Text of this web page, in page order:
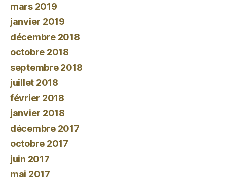
mars 2019
janvier 2019
décembre 2018
octobre 2018
septembre 2018
juillet 2018
février 2018
janvier 2018
décembre 2017
octobre 2017
juin 2017
mai 2017